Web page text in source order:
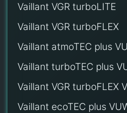
Vaillant VGR turboLITE
Vaillant VGR turboFLEX
Vaillant atmoTEC plus VU
Vaillant turboTEC plus
Vaillant VGR turboFLEX
Vaillant ecoTEC plus